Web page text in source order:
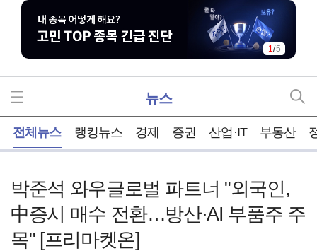
2/5
뉴스
전체뉴스 랭킹뉴스 경제 증권 산업·IT 부동산
박준석 와우글로벌 파트너 "외국인,
中증시 매수 전환…방산·AI 부품주 주
목" [프리마켓온]